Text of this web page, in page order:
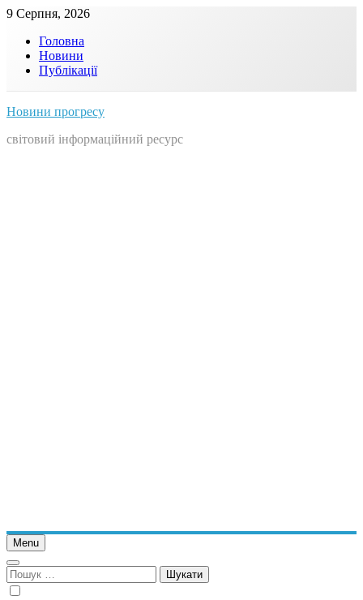
Skip
content
9 Серпня, 2026
Головна
Новини
Публікації
Новини прогресу
світовий інформаційний ресурс
Menu
Пошук: